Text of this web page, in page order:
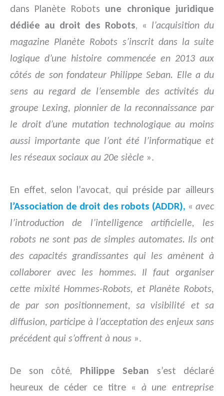
dans Planète Robots une chronique juridique
dédiée au droit des Robots, « l’acquisition du
magazine Planète Robots s’inscrit dans la suite
logique d’une histoire commencée en 2013 aux
côtés de son fondateur Philippe Seban. Elle a du
sens au regard de l’ensemble des activités du
groupe Lexing, pionnier de la reconnaissance par
le droit d’une mutation technologique au moins
aussi importante que l’ont été l’informatique et
les réseaux sociaux au 20e siècle ».
En effet, selon l’avocat, qui préside par ailleurs
l’Association de droit des robots (ADDR), « avec
l’introduction de l’intelligence artificielle, les
robots ne sont pas de simples automates. Ils ont
des capacités grandissantes qui les amènent à
collaborer avec les hommes. Il faut organiser
cette mixité Hommes-Robots, et Planète Robots,
de par son positionnement, sa visibilité et sa
diffusion, participe à l’acceptation des enjeux sans
précédent qui s’offrent à nous ».
De son côté, Philippe Seban s’est déclaré
heureux de céder ce titre « à une entreprise